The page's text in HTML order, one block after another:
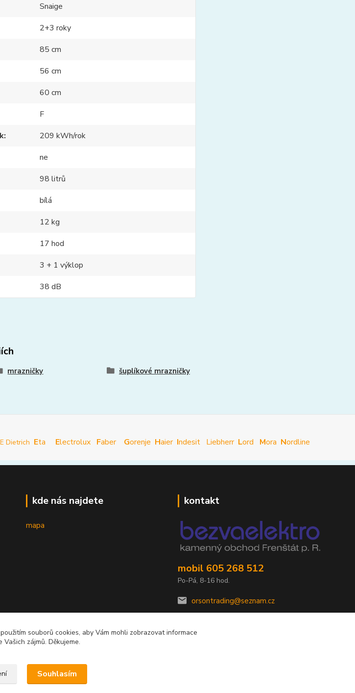
Snaige
2+3 roky
85 cm
56 cm
60 cm
F
209 kWh/rok
ne
98 litrů
bílá
12 kg
17 hod
3 + 1 výklop
38 dB
mrazničky šuplíkové mrazničky
E Dietrich Eta Electrolux Faber Gorenje Haier Indesit Liebherr Lord Mora Nordline
kde nás najdete
mapa
kontakt
mobil 605 268 512
Po-Pá, 8-16 hod.
orsontrading@seznam.cz
souborů cookies, aby Vám mohli zobrazovat informace
Vašich zájmů. Děkujeme.
Souhlasím